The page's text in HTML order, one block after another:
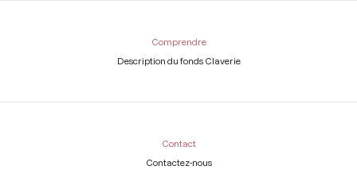
Comprendre
Description du fonds Claverie
Contact
Contactez-nous